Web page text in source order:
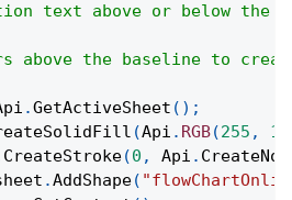
text above or below the
above the baseline to
.GetActiveSheet ( ) ;
(Api . RGB(255 ,
CreateStroke(0 , Api .
.AddShape(